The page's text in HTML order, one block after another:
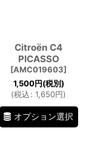
Citroën C4
PICASSO
[AMC019603]
1,500円(税別)
(税込: 1,650円)
オプション選択